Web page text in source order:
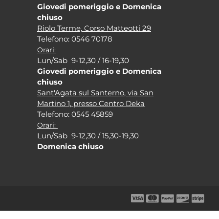
Giovedi pomeriggio e Domenica
chiuso
Riolo Terme, Corso Matteotti 29
Telefono: 0546 70178
Orari:
Lun/Sab 9-12,30 / 16-19,30
Giovedi pomeriggio e Domenica
chiuso
Sant'Agata sul Santerno, via San
Martino 1, presso Centro Deka
Telefono: 0545 45859
Orari:
Lun/Sab 9-12,30 / 15,30-19,30
Domenica chiuso